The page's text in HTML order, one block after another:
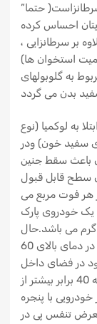
حتما”
احساس کرده
بر سرطانزایی ،
استخوان ها)
به گلوبولهای
بدن می گردد
به لوکمیا (نوع
سفید خون) ودر
باعث سقط جنین
سطح قابل قبول
50 میلی گرم در هر فوت مربع می
یک خودروی پارک
بسته بین 200تا 400 میلی گرم می باشد.حال
اگر این خودرو در فضای باز و زیر نور خورشید در دمای بالای 60
در فضای داخل
ان بین 2000 تا 4000 میلی گرم بالا می رود که 40 برابر بیشتر از
با پنجره
تنفس پی در